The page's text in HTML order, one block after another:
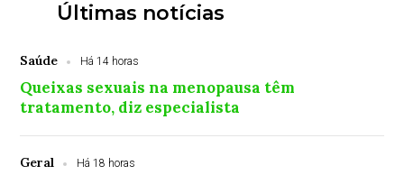
Últimas notícias
Saúde Há 14 horas
Queixas sexuais na menopausa têm
tratamento, diz especialista
Geral Há 18 horas